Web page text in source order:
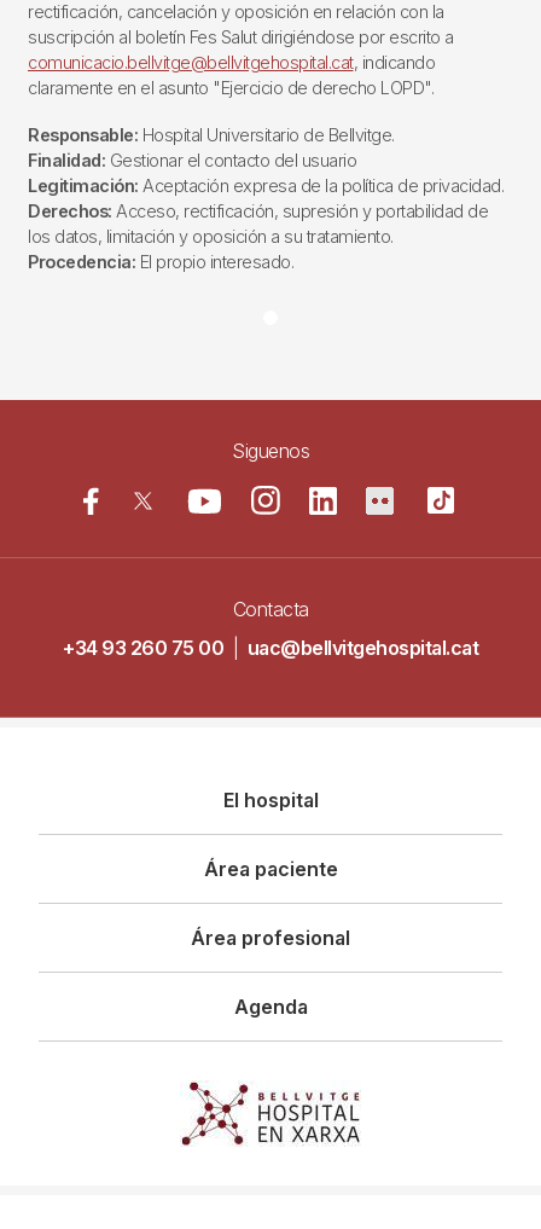
rectificación, cancelación y oposición en relación con la
suscripción al boletín Fes Salut dirigiéndose por escrito a
comunicacio.bellvitge@bellvitgehospital.cat, indicando
claramente en el asunto "Ejercicio de derecho LOPD".
Responsable: Hospital Universitario de Bellvitge.
Finalidad: Gestionar el contacto del usuario
Legitimación: Aceptación expresa de la política de privacidad.
Derechos: Acceso, rectificación, supresión y portabilidad de
los datos, limitación y oposición a su tratamiento.
Procedencia: El propio interesado.
Siguenos
Contacta
+34 93 260 75 00
uac@bellvitgehospital.cat
principal
El hospital
Área paciente
Área profesional
Agenda